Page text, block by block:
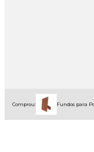
Comprou: Fundos para